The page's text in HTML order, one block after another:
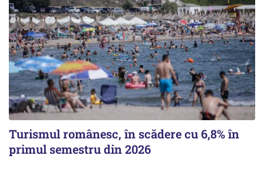
Turismul românesc, în scădere cu 6,8% în
primul semestru din 2026